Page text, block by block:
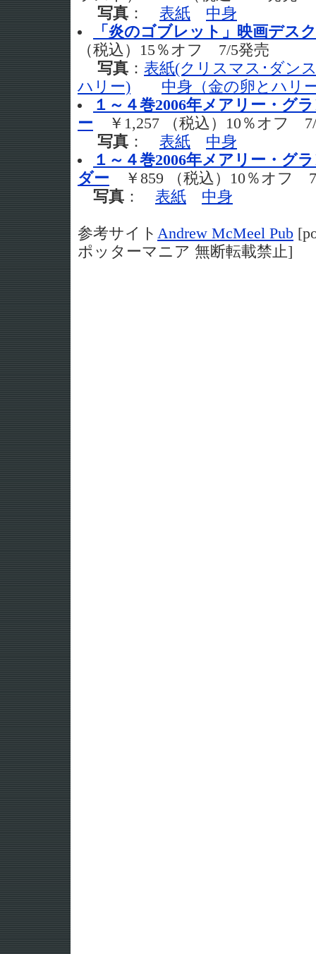
写真 ： 表紙
中身
「炎のゴブレット」映画デス
（税込）15％オフ 7/5発売
写真 ： 表紙(クリスマス･ダン
ハリー)
中身（金の卵とハリ
１～４巻2006年メアリー・グ
ー ￥1,257 （税込）10％オフ
写真 ： 表紙
中身
１～４巻2006年メアリー・グ
ダー ￥859 （税込）10％オフ
写真 ： 表紙 中身
参考サイト Andrew McMeel Pub
ポッターマニア 無断転載禁止]